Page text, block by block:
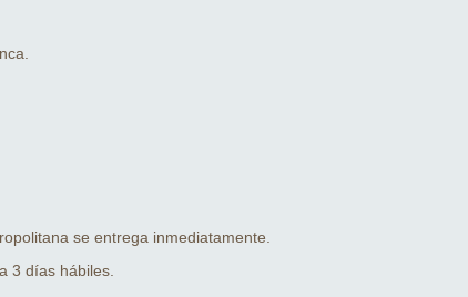
se entrega inmediatamente.
3 días hábiles.